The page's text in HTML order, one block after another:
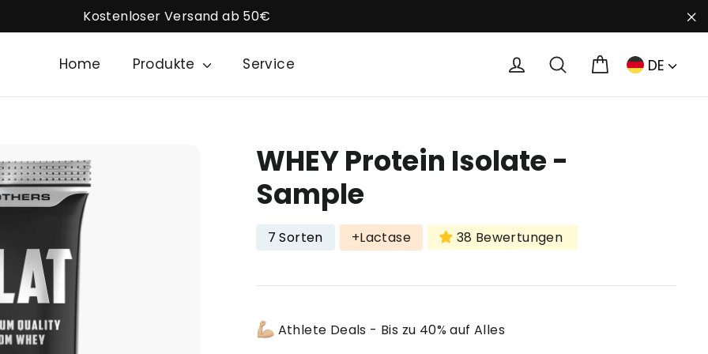
Kostenloser Versand ab 50€
Home Produkte Service Einloggen
Suche Warenkorb
DE
WHEY Protein Isolate -
Sample
7 Sorten +Lactase 38 Bewertungen
Athlete Deals - Bis zu 40% auf Alles